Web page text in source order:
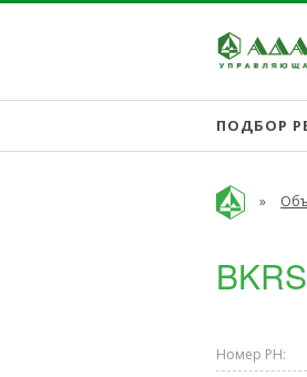
ПОДБОР
»
Номер РН: